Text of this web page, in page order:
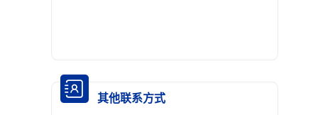
其他联系方式